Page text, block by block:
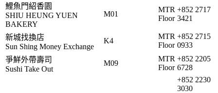
鯉魚門紹香園
SHIU HEUNG YUEN
BAKERY
M01
MTR
Floor
+852 2717
3421
新城找換店
Sun Shing Money Exchange
K4
MTR
Floor
+852 2715
0933
爭鮮外帶壽司
Sushi Take Out
M09
MTR
Floor
+852 2205
6728
+852 2230
3030